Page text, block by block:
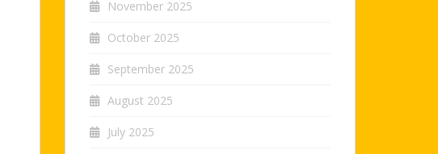
November 2025
October 2025
September 2025
August 2025
July 2025